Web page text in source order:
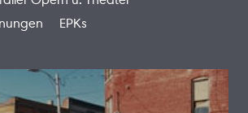
EPKs